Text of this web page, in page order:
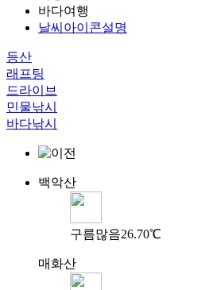
바다여행
날씨아이콘설명
등산
래프팅
드라이브
민물낚시
바다낚시
백악산
구름많음26.70℃
매화산